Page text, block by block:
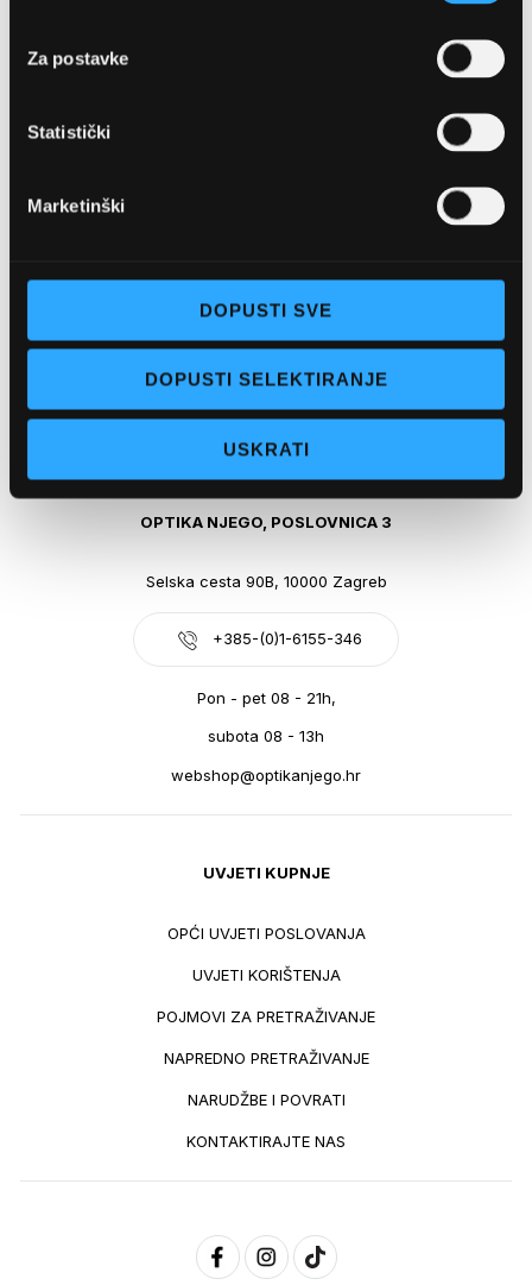
Za postavke
Statistički
Marketinški
DOPUSTI SVE
DOPUSTI SELEKTIRANJE
USKRATI
Pon - pet: 07 - 21h,
Sub: 07-21h
webshop@optikanjego.hr
OPTIKA NJEGO, POSLOVNICA 3
Selska cesta 90B, 10000 Zagreb
+385-(0)1-6155-346
Pon - pet 08 - 21h,
subota 08 - 13h
webshop@optikanjego.hr
UVJETI KUPNJE
OPĆI UVJETI POSLOVANJA
UVJETI KORIŠTENJA
POJMOVI ZA PRETRAŽIVANJE
NAPREDNO PRETRAŽIVANJE
NARUDŽBE I POVRATI
KONTAKTIRAJTE NAS